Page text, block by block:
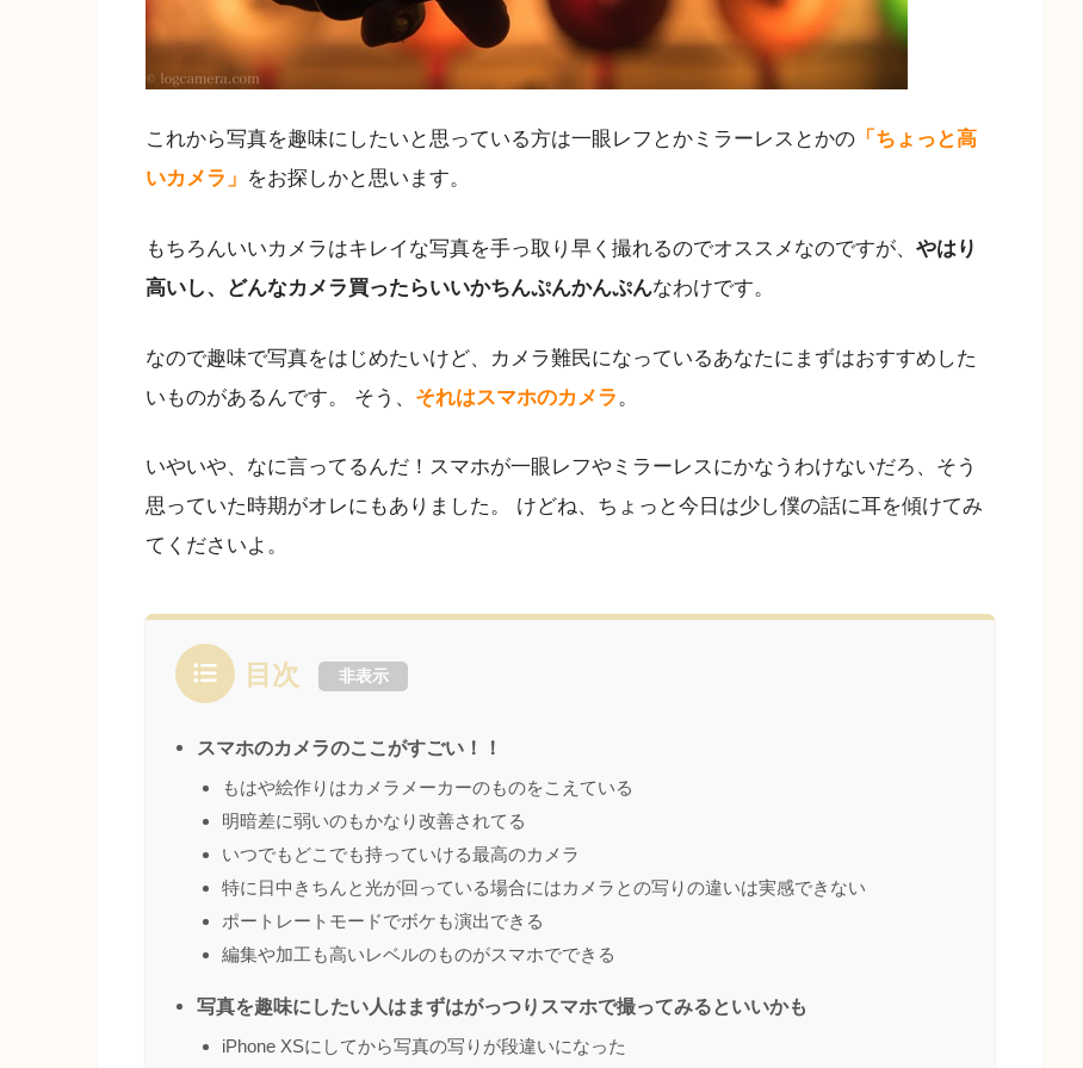
これから写真を趣味にしたいと思っている方は一眼レフとかミラーレスとかの 「ちょっと高
いカメラ」 をお探しかと思います。
もちろんいいカメラはキレイな写真を手っ取り早く撮れるのでオススメなのですが、 やはり
高いし、どんなカメラ買ったらいいかちんぷんかんぷんなわけです。
なので趣味で写真をはじめたいけど、カメラ難民になっているあなたにまずはおすすめした
いものがあるんです。 そう、 それはスマホのカメラ 。
いやいや、なに言ってるんだ！スマホが一眼レフやミラーレスにかなうわけないだろ、そう
思っていた時期がオレにもありました。 けどね、ちょっと今日は少し僕の話に耳を傾けてみ
てくださいよ。
目次 非表示
スマホのカメラのここがすごい！！
もはや絵作りはカメラメーカーのものをこえている
明暗差に弱いのもかなり改善されてる
いつでもどこでも持っていける最高のカメラ
特に日中きちんと光が回っている場合にはカメラとの写りの違いは実感できない
ポートレートモードでボケも演出できる
編集や加工も高いレベルのものがスマホでできる
写真を趣味にしたい人はまずはがっつりスマホで撮ってみるといいかも
iPhone XSにしてから写真の写りが段違いになった